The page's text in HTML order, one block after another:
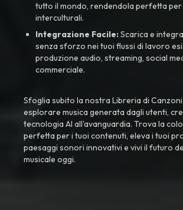
tutto il mondo, rendendola perfetta
interculturali.
Integrazione Facile:Scarica e
senza sforzo nei tuoi flussi di lavoro
produzione audio, streaming, social
commerciale.
Sfoglia subito la nostra Libreria di
esplorare musica generata dagli utenti,
tecnologia AI all'avanguardia. Trova la
perfetta per i tuoi contenuti, eleva i tuoi
paesaggi sonori innovativi e vivi il futuro
musicale oggi.